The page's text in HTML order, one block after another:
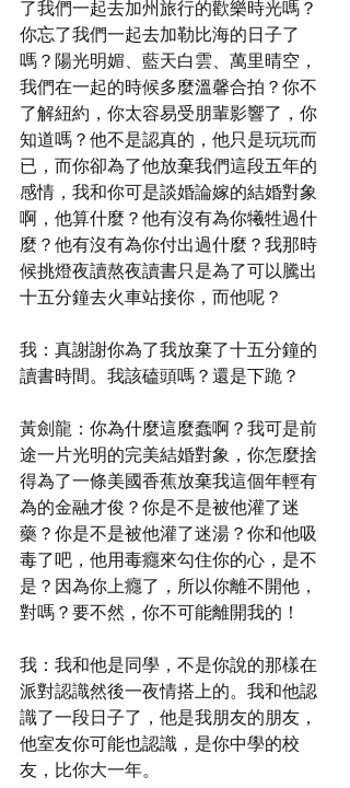
了我們一起去加州旅行的歡樂時光嗎？
你忘了我們一起去加勒比海的日子了
嗎？陽光明媚、藍天白雲、萬里晴空，
我們在一起的時候多麼溫馨合拍？你不
了解紐約，你太容易受朋輩影響了，你
知道嗎？他不是認真的，他只是玩玩而
已，而你卻為了他放棄我們這段五年的
感情，我和你可是談婚論嫁的結婚對象
啊，他算什麼？他有沒有為你犧牲過什
麼？他有沒有為你付出過什麼？我那時
候挑燈夜讀熬夜讀書只是為了可以騰出
十五分鐘去火車站接你，而他呢？
我：真謝謝你為了我放棄了十五分鐘的
讀書時間。我該磕頭嗎？還是下跪？
黃劍龍：你為什麼這麼蠢啊？我可是前
途一片光明的完美結婚對象，你怎麼捨
得為了一條美國香蕉放棄我這個年輕有
為的金融才俊？你是不是被他灌了迷
藥？你是不是被他灌了迷湯？你和他吸
毒了吧，他用毒癮來勾住你的心，是不
是？因為你上癮了，所以你離不開他，
對嗎？要不然，你不可能離開我的！
我：我和他是同學，不是你說的那樣在
派對認識然後一夜情搭上的。我和他認
識了一段日子了，他是我朋友的朋友，
他室友你可能也認識，是你中學的校
友，比你大一年。